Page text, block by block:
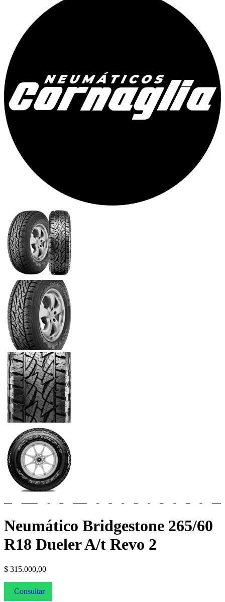
Neumático Bridgestone 265/60
R18 Dueler A/t Revo 2
$ 315.000,00
Consultar